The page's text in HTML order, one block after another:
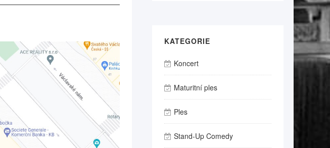
KATEGORIE
Koncert
Maturitní ples
Ples
Stand-Up Comedy